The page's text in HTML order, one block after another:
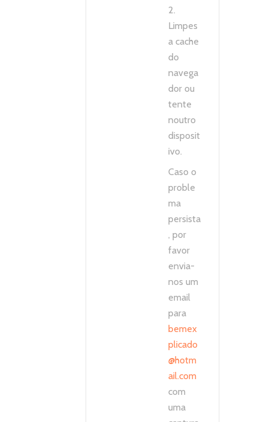
2.
Limpes
a cache
do
navega
dor ou
tente
noutro
disposit
ivo.
Caso o
proble
ma
persista
, por
favor
envia-
nos um
email
para
bemex
plicado
@hotm
ail.com
com
uma